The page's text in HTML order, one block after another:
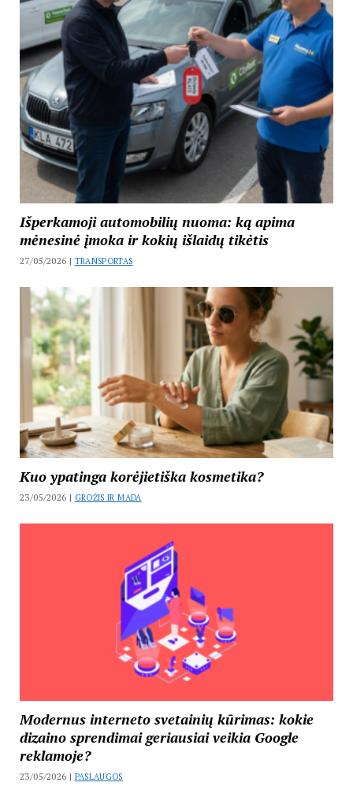
Išperkamoji automobilių nuoma: ką apima
mėnesinė įmoka ir kokių išlaidų tikėtis
27/05/2026 | TRANSPORTAS
Kuo ypatinga korėjietiška kosmetika?
23/05/2026 | GROŽIS IR MADA
Modernus interneto svetainių kūrimas: kokie
dizaino sprendimai geriausiai veikia Google
reklamoje?
23/05/2026 | PASLAUGOS